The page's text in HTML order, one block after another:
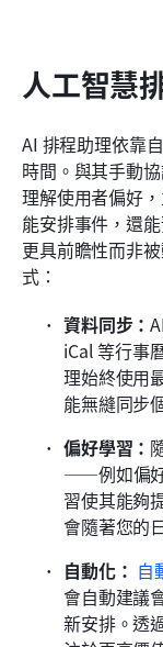
人工智慧
AI 排程助理依靠
時間。與其手動
理解使用者偏好
能安排事件，還
更具前瞻性而非
式：
資料同步：
iCal 等行事
理始終使用
能無縫同步
偏好學習：
——例如偏
習使其能夠
會隨著您的
自動化： 自
會自動建議
新安排。透